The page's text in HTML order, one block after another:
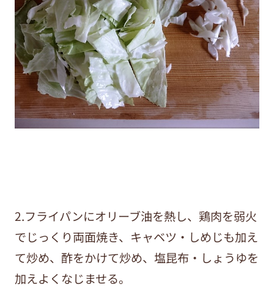
2.フライパンにオリーブ油を熱し、鶏肉を弱火
でじっくり両面焼き、キャベツ・しめじも加え
て炒め、酢をかけて炒め、塩昆布・しょうゆを
加えよくなじませる。